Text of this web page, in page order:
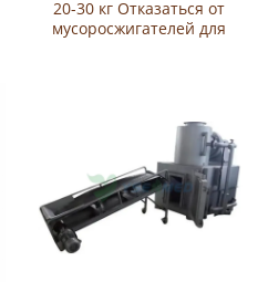
20-30 кг Отказаться от
мусоросжигателей для